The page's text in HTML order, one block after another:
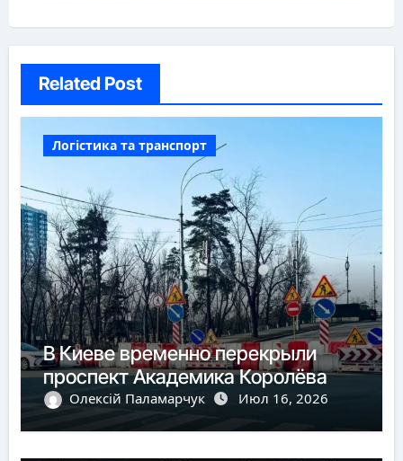
Related Post
Логістика та транспорт
В Киеве временно перекрыли
проспект Академика Королёва
Олексій Паламарчук Июл 16, 2026